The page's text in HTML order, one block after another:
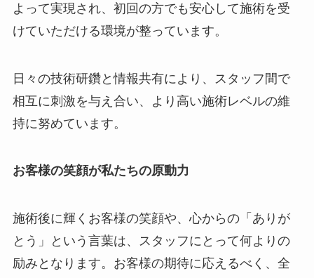
よって実現され、初回の方でも安心して施術を受
けていただける環境が整っています。
日々の技術研鑽と情報共有により、スタッフ間で
相互に刺激を与え合い、より高い施術レベルの維
持に努めています。
お客様の笑顔が私たちの原動力
施術後に輝くお客様の笑顔や、心からの「ありが
とう」という言葉は、スタッフにとって何よりの
励みとなります。お客様の期待に応えるべく、全